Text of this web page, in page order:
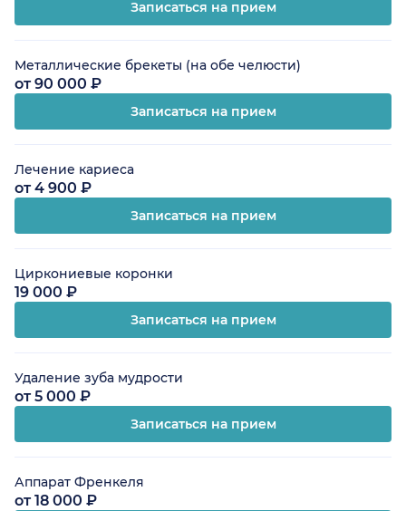
Записаться на прием
Металлические брекеты (на обе челюсти)
от 90 000 ₽
Записаться на прием
Лечение кариеса
от 4 900 ₽
Записаться на прием
Циркониевые коронки
19 000 ₽
Записаться на прием
Удаление зуба мудрости
от 5 000 ₽
Записаться на прием
Аппарат Френкеля
от 18 000 ₽